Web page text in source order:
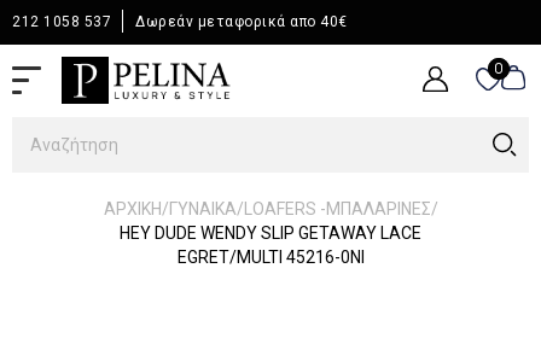
212 1058 537 Δωρεάν μεταφορικά απο 40€
0
0
ΑΡΧΙΚΉ/ΓΥΝΑΙΚΑ/ LOAFERS -ΜΠΑΛΑΡΙΝΕΣ/
HEY DUDE WENDY SLIP GETAWAY LACE
EGRET/MULTI 45216-0NI